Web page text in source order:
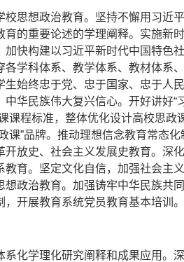
校思想政治教育。坚持不懈用习近
育的重要论述的学理阐释。实施新
加快构建以习近平新时代中国特色
学科体系、教学体系、教材体系
始终忠于党、忠于国家、忠于人
华民族伟大复兴信心。开好讲好“
课程标准，整体优化设计高校思
课”品牌。推动理想信念教育常态
开放史、社会主义发展史教育。深
教育。坚定文化自信，加强社会主
政治教育。加强铸牢中华民族共
开展教育系统党员教育基本培训
系化学理化研究阐释和成果应用。